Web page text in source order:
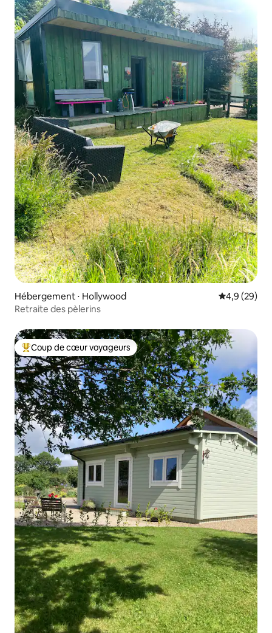
Hébergement ⋅ Hollywood Évaluation
4,9 (29)
Retraite des pèlerins
Coups de cœur voyageurs les plus appréciés
Coup de cœur voyageurs